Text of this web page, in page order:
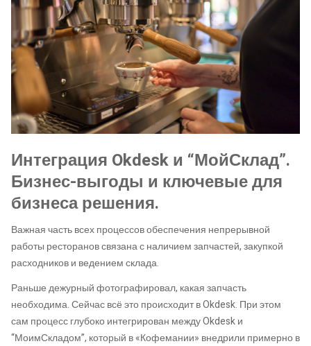
Интеграция Okdesk и “МойСклад”.
Бизнес-выгоды и ключевые для
бизнеса решения.
Важная часть всех процессов обеспечения непрерывной
работы ресторанов связана с наличием запчастей, закупкой
расходников и ведением склада.
Раньше дежурный фотографировал, какая запчасть
необходима. Сейчас всё это происходит в Okdesk. При этом
сам процесс глубоко интегрирован между Okdesk и
“МоимСкладом”, который в «Кофемании» внедрили примерно в